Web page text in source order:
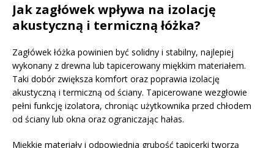
Jak zagłówek wpływa na izolację
akustyczną i termiczną łóżka?
Zagłówek łóżka powinien być solidny i stabilny, najlepiej
wykonany z drewna lub tapicerowany miękkim materiałem.
Taki dobór zwiększa komfort oraz poprawia izolację
akustyczną i termiczną od ściany. Tapicerowane wezgłowie
pełni funkcję izolatora, chroniąc użytkownika przed chłodem
od ściany lub okna oraz ograniczając hałas.
Miękkie materiały i odpowiednia grubość tapicerki tworzą